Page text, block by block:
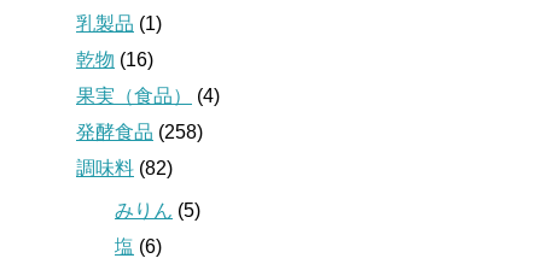
乳製品 (1)
乾物 (16)
果実（食品）
(4)
発酵食品 (258)
調味料 (82)
みりん (5)
塩 (6)